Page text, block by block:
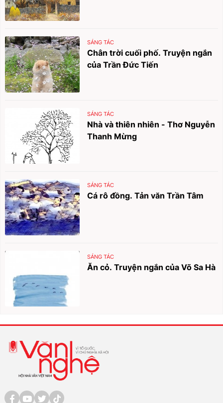
SÁNG TÁC
Chân trời cuối phố. Truyện ngắn
của Trần Đức Tiến
SÁNG TÁC
Nhà và thiên nhiên - Thơ Nguyễn
Thanh Mừng
SÁNG TÁC
Cá rô đồng. Tản văn Trần Tâm
SÁNG TÁC
Ăn cỏ. Truyện ngắn của Võ Sa Hà